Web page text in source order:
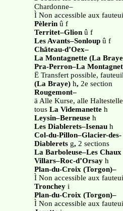
Chardonne–
Ì Non accessible aux
Pèlerin û f
Territet–Glion û f
Les Avants–Sonloup û f
Château-d’Oex–
La Montagnette (La
Pra-Perron–La
Ë Transfert possible,
(La Braye) h, 2e section
Rougemont–
ä Alle Kurse, alle
tous La Videmanette h
Leysin–Berneuse h
Les Diablerets–Isenau h
Col-du-Pillon–Glacier-des-
Diablerets g, 2 sections
La Barboleuse–Les Chaux
Villars–Roc-d’Orsay h
Plan-du-Croix (Torgon)–
Ì Non accessible aux
Tronchey i
Plan-du-Croix (Torgon)–
Ì Non accessible aux